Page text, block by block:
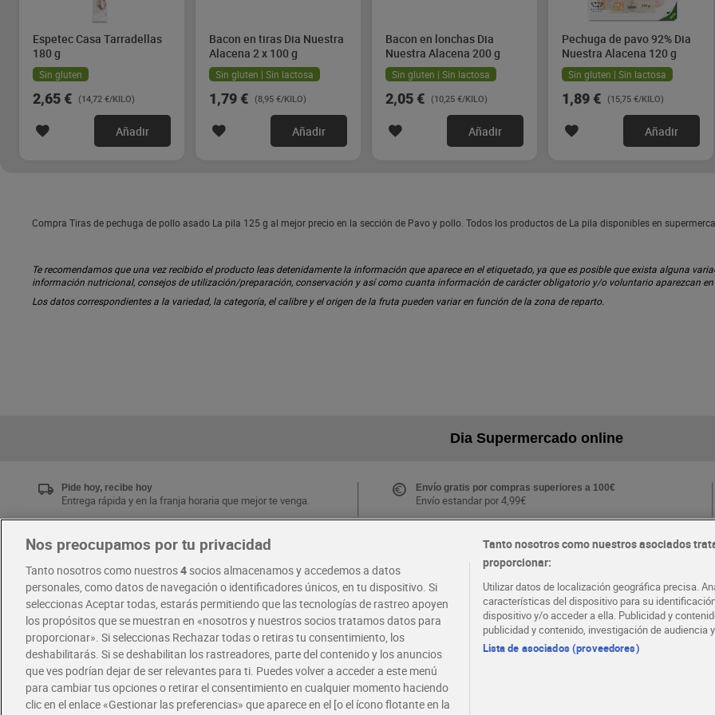
Espetec Casa Tarradellas
180 g
Sin gluten
2,65 € (14,72 €/KILO)
Añadir
Bacon en tiras Dia Nuestra
Alacena 2 x 100 g
Sin gluten | Sin lactosa
1,79 € (8,95 €/KILO)
Añadir
Bacon en lonchas Dia
Nuestra Alacena 200 g
Sin gluten | Sin lactosa
2,05 € (10,25 €/KILO)
Añadir
Pechuga de pavo 92% Dia
Nuestra Alacena 120 g
Sin gluten | Sin lactosa
1,89 € (15,75 €/KILO)
Añadir
Compra Tiras de pechuga de pollo asado La pila 125 g al mejor precio en la sección de Pavo y pollo. Todos los productos de La pila disponibles en
Te recomendamos que una vez recibido el producto leas detenidamente la información que aparece en el etiquetado, ya que es posible que exista alguna
información nutricional, consejos de utilización/preparación, conservación y así como cuanta información de carácter obligatorio y/o voluntario aparezcan en
Los datos correspondientes a la variedad, la categoría, el calibre y el origen de la fruta pueden variar en función de la zona de reparto.
Dia Supermercado online
Pide hoy, recibe hoy
Entrega rápida y en la franja horaria que mejor te venga.
Envío gratis por compras superiores a 100€
Envío estandar por 4,99€
Disfruta las ventajas y ofertas exclusivas.
Descárgate la APP Dia
Folletos y Tiendas
cercana
RECETAS · COMER MEJOR CADA DIA · EMPLEO
Nos preocupamos por tu privacidad
Tanto nosotros como nuestros4socios almacenamos y accedemos a datos
personales, como datos de navegación o identificadores únicos, en tu dispositivo. Si
seleccionas Aceptar todas, estarás permitiendo que las tecnologías de rastreo apoyen
los propósitos que se muestran en «nosotros y nuestros socios tratamos datos para
proporcionar». Si seleccionas Rechazar todas o retiras tu consentimiento, los
deshabilitarás. Si se deshabilitan los rastreadores, parte del contenido y los anuncios
que ves podrían dejar de ser relevantes para ti. Puedes volver a acceder a este menú
para cambiar tus opciones o retirar el consentimiento en cualquier momento haciendo
clic en el enlace «Gestionar las preferencias» que aparece en el [o el ícono flotante en la
Tanto nosotros como nuestros asociados
proporcionar:
Utilizar datos de localización geográfica precisa.
características del dispositivo para su
dispositivo y/o acceder a ella. Publicidad y
publicidad y contenido, investigación de audiencia
Lista de asociados (proveedores)